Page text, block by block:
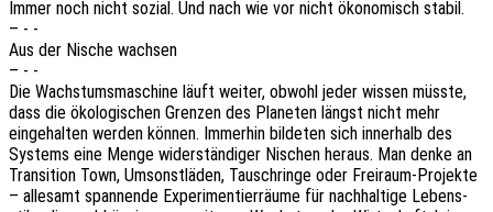
Immer noch nicht sozial. Und nach wie vor nicht ökono­misch stabil.
– - -
Aus der Nische wachsen
– - -
Die Wachs­tums­ma­schi­ne läuft weiter, obwohl jeder wissen müsste,
dass die ökolo­gi­schen Gren­zen des Plane­ten längst nicht mehr
einge­hal­ten werden können. Immer­hin bilde­ten sich inner­halb des
Systems eine Menge wider­stän­di­ger Nischen heraus. Man denke an
Tran­si­ti­on Town, Umsonst­lä­den, Tausch­rin­ge oder Frei­raum-Projek­te
– alle­samt span­nen­de Expe­ri­men­tier­räu­me für nach­hal­ti­ge Lebens­